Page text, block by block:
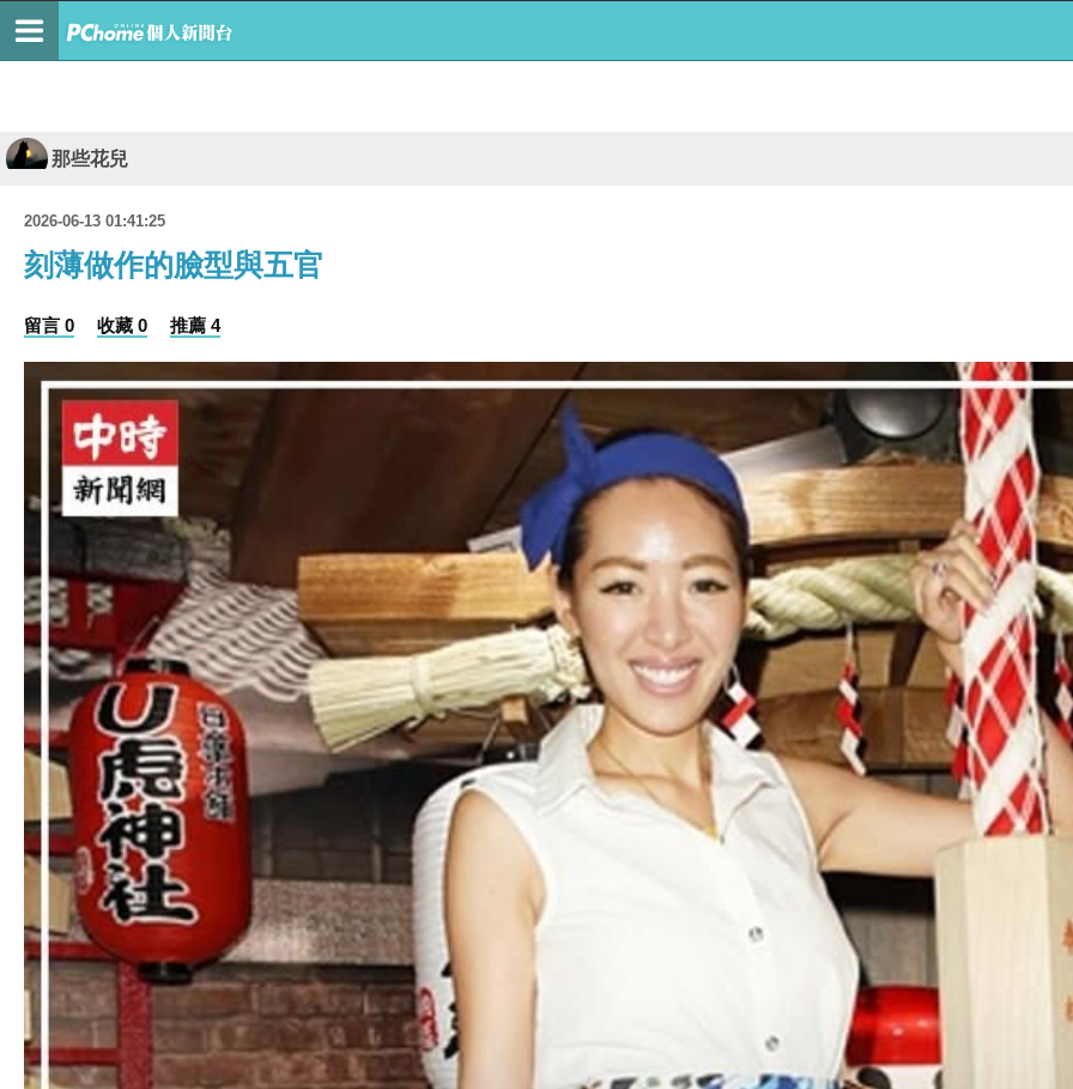
那些花兒
2026-06-13 01:41:25
刻薄做作的臉型與五官
留言 0 收藏 0 推薦 4